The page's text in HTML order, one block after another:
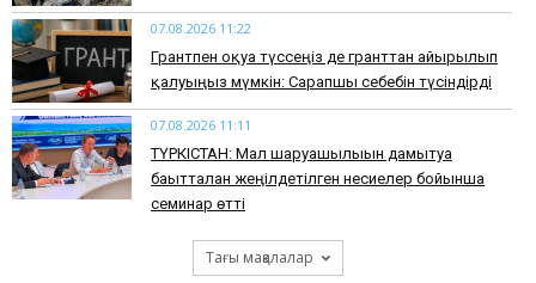
07.08.2026 11:22
Грантпен оқуға түссеңіз де гранттан айырылып
қалуыңыз мүмкін: Сарапшы себебін түсіндірді
07.08.2026 11:11
ТҮРКІСТАН: Мал шаруашылығын дамытуға
бағытталған жеңілдетілген несиелер бойынша
семинар өтті
Тағы мақалалар